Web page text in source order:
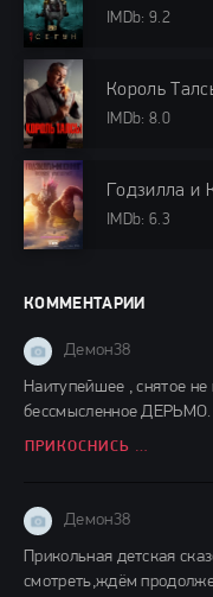
IMDb: 9.2
Король
IMDb: 8.0
Годзилла и
IMDb: 6.3
КОММЕНТАРИИ
Демон38
Наитупейшее , снятое
бессмысленное ДЕРЬМО.
ПРИКОСНИСЬ КО МНЕ (2026)
Демон38
Прикольная детская
смотреть,ждём